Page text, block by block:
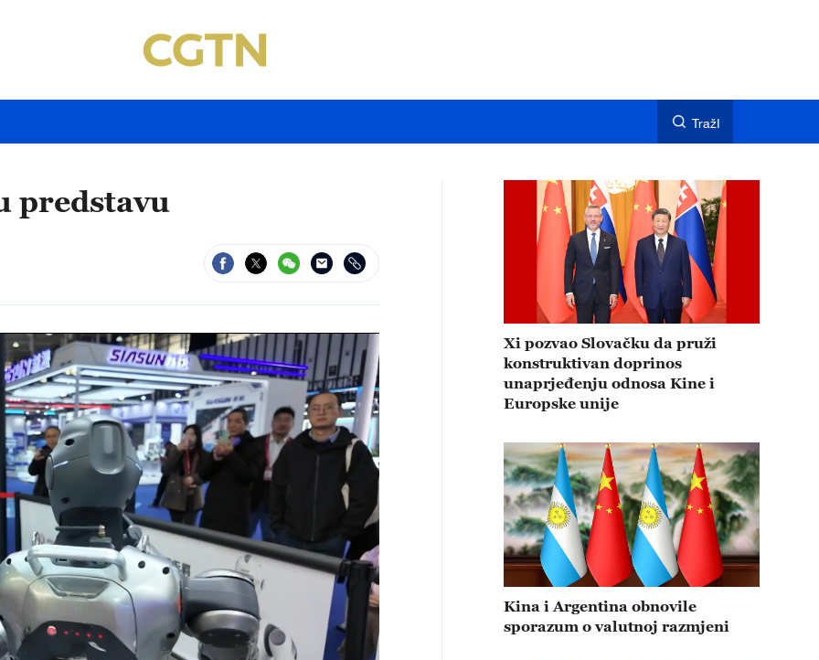
TražI
predstavu
Xi pozvao Slovačku da pruži
konstruktivan doprinos
unaprjeđenju odnosa Kine i
Europske unije
Kina i Argentina obnovile
sporazum o valutnoj razmjeni